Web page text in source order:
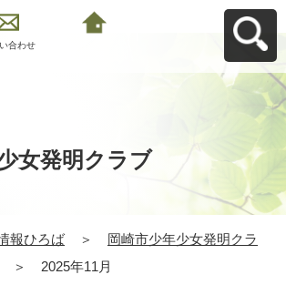
合わせ
女発明クラブ
報ひろば ＞
岡崎市少年少女発明クラ
＞ 2025年11月